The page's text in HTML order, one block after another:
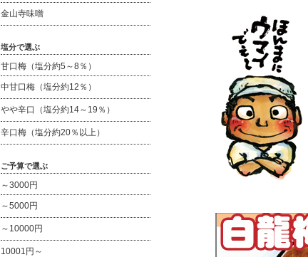
金山寺味噌
塩分で選ぶ
甘口梅（塩分約5～8％）
中甘口梅（塩分約12％）
やや辛口（塩分約14～19％）
辛口梅（塩分約20％以上）
ご予算で選ぶ
～3000円
～5000円
～10000円
10001円～